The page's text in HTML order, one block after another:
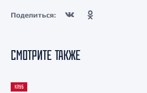
Поделиться:
СМОТРИТЕ ТАКЖЕ
КЛУБ